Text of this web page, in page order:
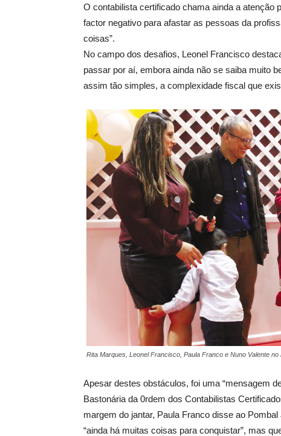
O contabilista certificado chama ainda a atenção
factor negativo para afastar as pessoas da
coisas”.
No campo dos desafios, Leonel Francisco
passar por aí, embora ainda não se saiba muito
assim tão simples, a complexidade fiscal que
Rita Marques, Leonel Francisco, Paula Franco e Nuno Valente
Apesar destes obstáculos, foi uma “mensagem
Bastonária da 0rdem dos Contabilistas
margem do jantar, Paula Franco disse ao
“ainda há muitas coisas para conquistar”, mas